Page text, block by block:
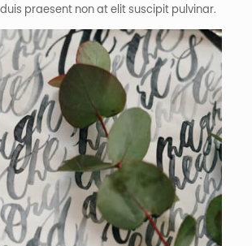
praesent non at elit suscipit pulvinar.